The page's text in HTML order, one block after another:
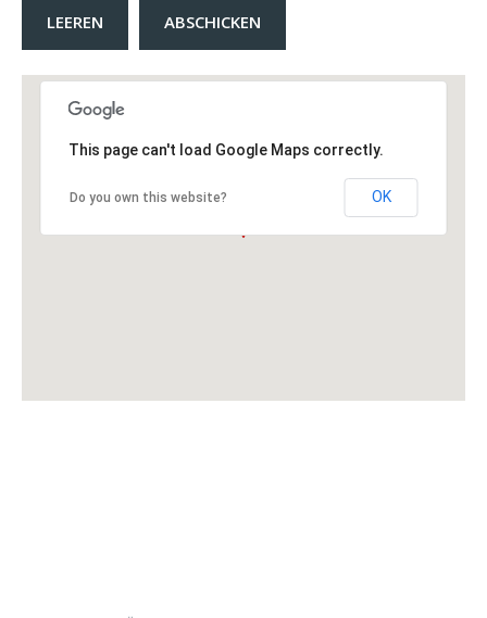
This page can't load Google Maps correctly.
Do you own this website? OK